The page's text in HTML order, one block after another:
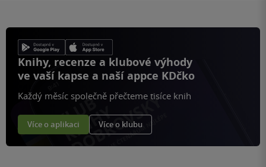
Knihy, recenze a klubové výhody
ve vaší kapse a naší appce KDčko
Každý měsíc společně přečteme tisíce knih
Více o aplikaci Více o klubu